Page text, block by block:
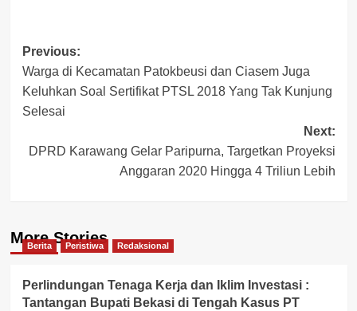
Post
navigation
Previous:
Warga di Kecamatan Patokbeusi dan Ciasem Juga
Keluhkan Soal Sertifikat PTSL 2018 Yang Tak Kunjung
Selesai
Next:
DPRD Karawang Gelar Paripurna, Targetkan Proyeksi
Anggaran 2020 Hingga 4 Triliun Lebih
More Stories
Berita Peristiwa Redaksional
Perlindungan Tenaga Kerja dan Iklim Investasi :
Tantangan Bupati Bekasi di Tengah Kasus PT